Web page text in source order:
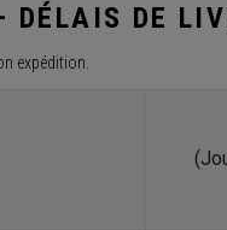
DÉLAIS DE
expédition.